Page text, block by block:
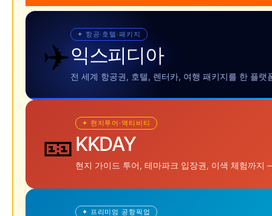
✈️
✦ 항공·호텔·패키지
익스피디아
전 세계 항공권, 호텔, 렌터카, 여행 패키지를 한 플
🎫
✦ 현지투어·액티비티
KKDAY
현지 가이드 투어, 테마파크 입장권, 이색 체험까지
✦ 프리미엄 공항픽업